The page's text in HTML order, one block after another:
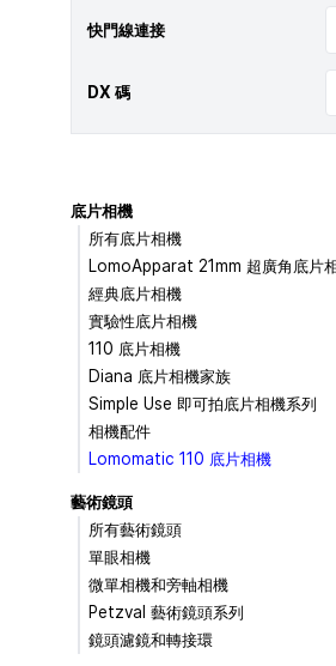
快門線連接
DX 碼
底片相機
所有底片相機
LomoApparat 21mm 超廣角底片
經典底片相機
實驗性底片相機
110 底片相機
Diana 底片相機家族
Simple Use 即可拍底片相機系列
相機配件
Lomomatic 110 底片相機
藝術鏡頭
所有藝術鏡頭
單眼相機
微單相機和旁軸相機
Petzval 藝術鏡頭系列
鏡頭濾鏡和轉接環